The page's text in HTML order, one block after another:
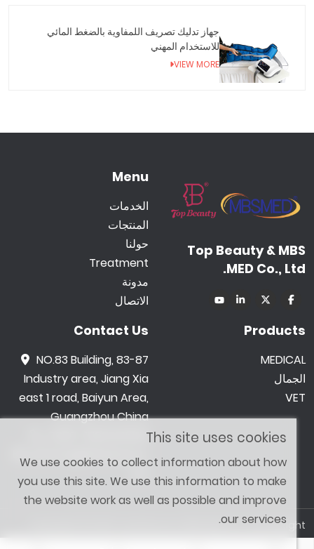
جهاز تدليك تصريف اللمفاوية بالضغط المائي
للاستخدام المهني
VIEW MORE
Top Beauty & MBS
MED Co., Ltd.
Menu
الخدمات
المنتجات
حولنا
Treatment
مدونة
الاتصال
Products
MEDICAL
الجمال
VET
Contact Us
NO.83 Building, 83-87
Industry area, Jiang Xia
east 1 road, Baiyun Area,
Guangzhou China
0086 -18602015159
jetwong@tbbeauty.c
Copyright © 2026 Top Beauty & MBS MED Co., Ltd. All Right
SHOPAII
This site uses cookies
We use cookies to collect information about how
you use this site. We use this information to make
the website work as well as possible and improve
our services.